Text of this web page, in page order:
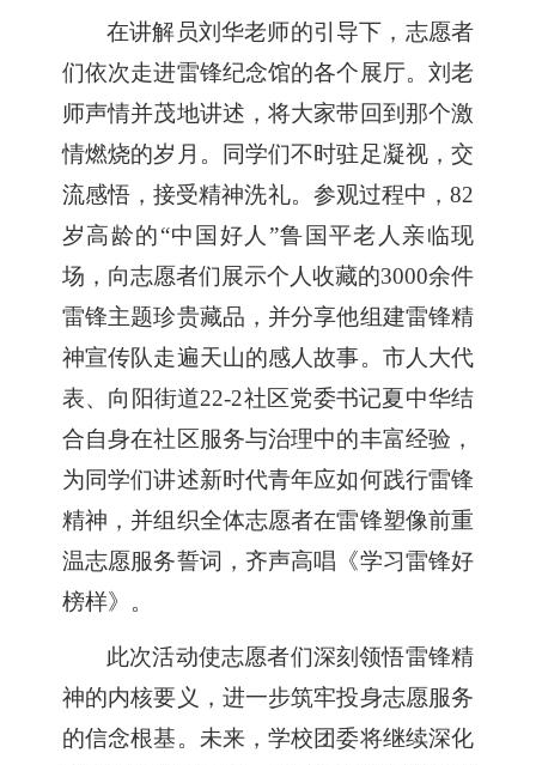
在讲解员刘华老师的引导下，志愿者
们依次走进雷锋纪念馆的各个展厅。刘老
师声情并茂地讲述，将大家带回到那个激
情燃烧的岁月。同学们不时驻足凝视，交
流感悟，接受精神洗礼。参观过程中，82
岁高龄的“中国好人”鲁国平老人亲临现
场，向志愿者们展示个人收藏的3000余件
雷锋主题珍贵藏品，并分享他组建雷锋精
神宣传队走遍天山的感人故事。市人大代
表、向阳街道22-2社区党委书记夏中华结
合自身在社区服务与治理中的丰富经验，
为同学们讲述新时代青年应如何践行雷锋
精神，并组织全体志愿者在雷锋塑像前重
温志愿服务誓词，齐声高唱《学习雷锋好
榜样》。
此次活动使志愿者们深刻领悟雷锋精
神的内核要义，进一步筑牢投身志愿服务
的信念根基。未来，学校团委将继续深化